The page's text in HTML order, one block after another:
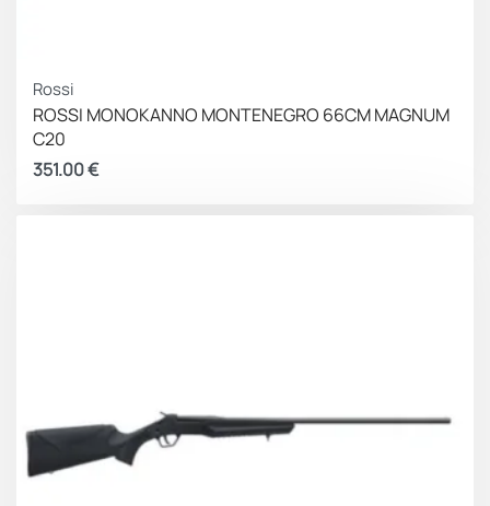
Rossi
ROSSI ΜΟΝΟΚΑΝΝΟ MONTENEGRO 66CM MAGNUM
C20
351.00€